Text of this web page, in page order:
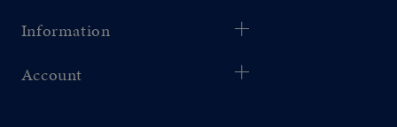
Information
Account